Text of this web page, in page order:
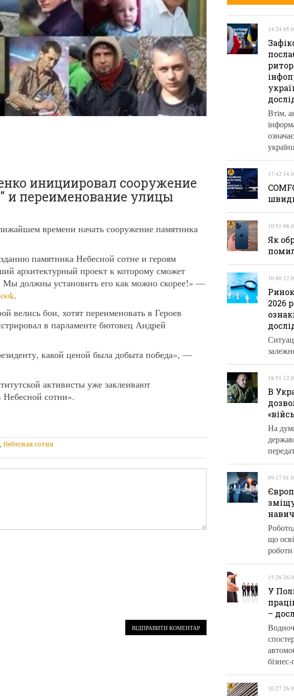
инициировал сооружение
и переименование улицы
времени начать сооружение памятника
памятника Небесной сотне и героям
архитектурный проект к которому сможет
должны установить его как можно скорее!» —
.
велись бои, хотят переименовать в Героев
в парламенте бютовец Андрей
какой ценой была добыта победа», —
активисты уже заклеивают
сотни».
Небесная сотня
14:24
Втім,
17:42
10:51
Як
10:40
2026
18:51
В
На
09:17
що
роботи
15:28
У
–
10:27